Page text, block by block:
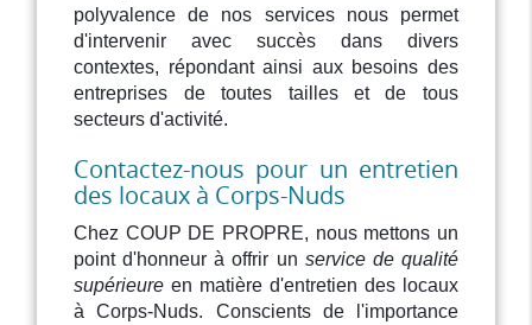
polyvalence de nos services nous permet
d'intervenir avec succès dans divers
contextes, répondant ainsi aux besoins des
entreprises de toutes tailles et de tous
secteurs d'activité.
Contactez-nous pour un entretien
des locaux à Corps-Nuds
Chez COUP DE PROPRE, nous mettons un
point d'honneur à offrir un service de qualité
supérieure en matière d'entretien des locaux
à Corps-Nuds. Conscients de l'importance